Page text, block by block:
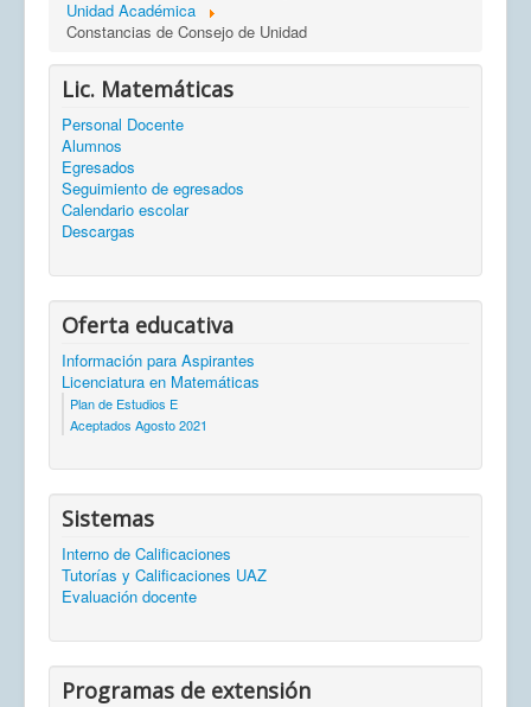
Unidad Académica
Constancias de Consejo de Unidad
Lic. Matemáticas
Personal Docente
Alumnos
Egresados
Seguimiento de egresados
Calendario escolar
Descargas
Oferta educativa
Información para Aspirantes
Licenciatura en Matemáticas
Plan de Estudios E
Aceptados Agosto 2021
Sistemas
Interno de Calificaciones
Tutorías y Calificaciones UAZ
Evaluación docente
Programas de extensión